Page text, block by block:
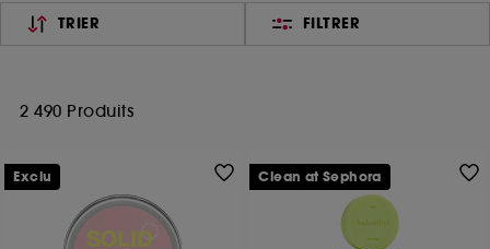
TRIER FILTRER
2 490 Produits
Exclu Clean at Sephora